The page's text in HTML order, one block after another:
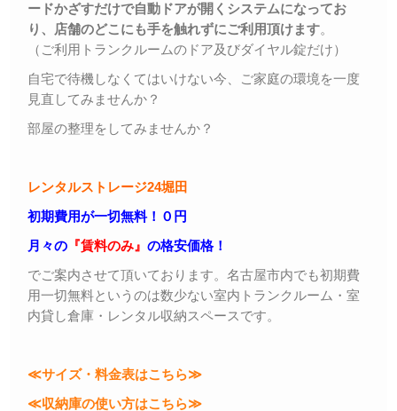
ードかざすだけで自動ドアが開くシステムになってお
り、店舗のどこにも手を触れずにご利用頂けます。
（ご利用トランクルームのドア及びダイヤル錠だけ）
自宅で待機しなくてはいけない今、ご家庭の環境を一度
見直してみませんか？
部屋の整理をしてみませんか？
レンタルストレージ24堀田
初期費用が一切無料！０円
月々の 『賃料のみ』 の格安価格！
でご案内させて頂いております。名古屋市内でも初期費
用一切無料というのは数少ない室内トランクルーム・室
内貸し倉庫・レンタル収納スペースです。
≪サイズ・料金表はこちら≫
≪収納庫の使い方はこちら≫